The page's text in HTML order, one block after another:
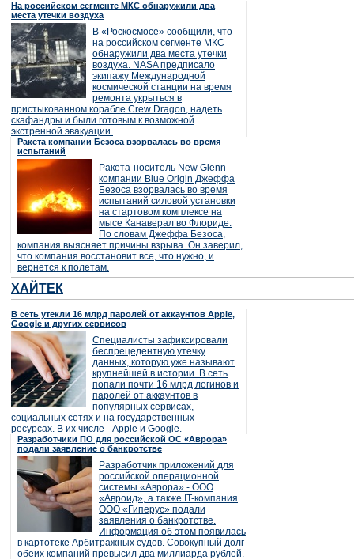
На российском сегменте МКС обнаружили два
места утечки воздуха
В «Роскосмосе» сообщили, что
на российском сегменте МКС
обнаружили два места утечки
воздуха. NASA предписало
экипажу Международной
космической станции на время
ремонта укрыться в
пристыкованном корабле Crew Dragon, надеть
скафандры и были готовым к возможной
экстренной эвакуации.
Ракета компании Безоса взорвалась во время
испытаний
Ракета-носитель New Glenn
компании Blue Origin Джеффа
Безоса взорвалась во время
испытаний силовой установки
на стартовом комплексе на
мысе Канаверал во Флориде.
По словам Джеффа Безоса,
компания выясняет причины взрыва. Он заверил,
что компания восстановит все, что нужно, и
вернется к полетам.
ХАЙТЕК
В сеть утекли 16 млрд паролей от аккаунтов Apple,
Google и других сервисов
Специалисты зафиксировали
беспрецедентную утечку
данных, которую уже называют
крупнейшей в истории. В сеть
попали почти 16 млрд логинов и
паролей от аккаунтов в
популярных сервисах,
социальных сетях и на государственных
ресурсах. В их числе - Apple и Google.
Разработчики ПО для российской ОС «Аврора»
подали заявление о банкротстве
Разработчик приложений для
российской операционной
системы «Аврора» - ООО
«Авроид», а также IT-компания
ООО «Гиперус» подали
заявления о банкротстве.
Информация об этом появилась
в картотеке Арбитражных судов. Совокупный долг
обеих компаний превысил два миллиарда рублей.